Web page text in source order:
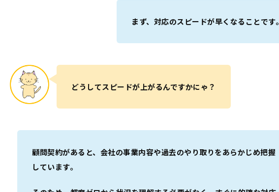
まず、対応のスピードが早くなることです。
どうしてスピードが上がるんですかにゃ？
顧問契約があると、会社の事業内容や過去のやり取りをあらかじめ把握
しています。